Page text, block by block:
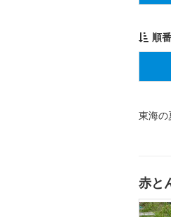
順
東海の
赤と